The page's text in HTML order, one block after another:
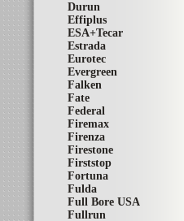
Durun
Effiplus
ESA+Tecar
Estrada
Eurotec
Evergreen
Falken
Fate
Federal
Firemax
Firenza
Firestone
Firststop
Fortuna
Fulda
Full Bore USA
Fullrun